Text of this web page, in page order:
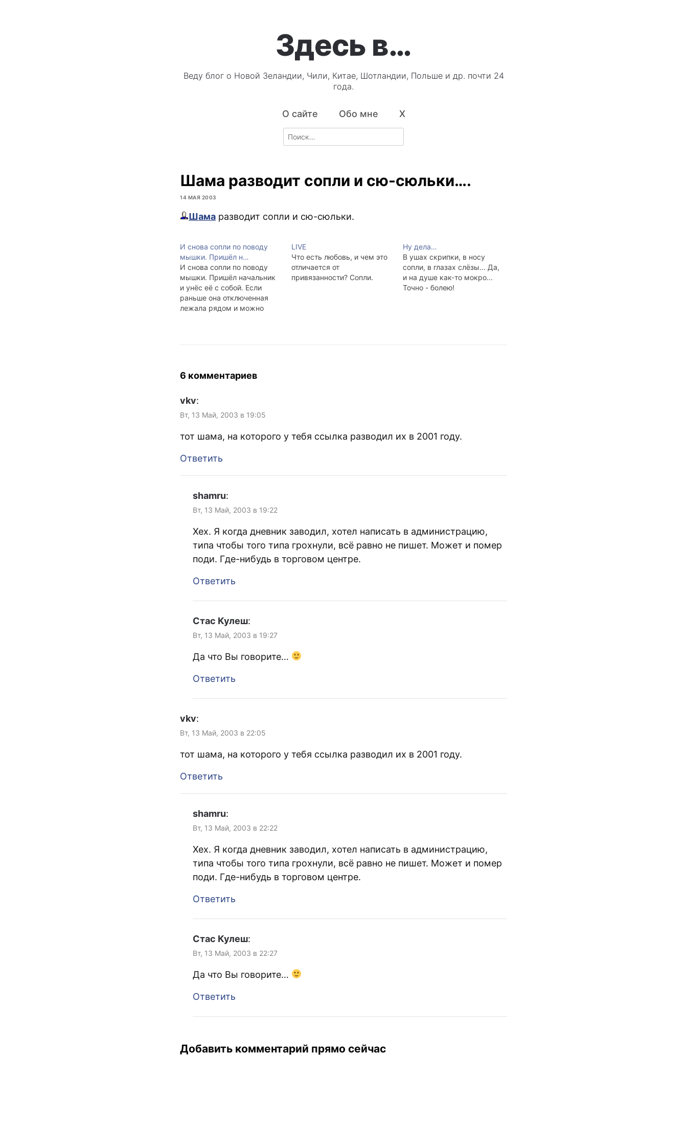
Здесь в…
Веду блог о Новой Зеландии, Чили, Китае, Шотландии, Польше и др. почти 24
года.
О сайте Обо мне X
Search
for:
Шама разводит сопли и сю-сюльки….
14 МАЯ 2003
Шама разводит сопли и сю-сюльки.
И снова сопли по поводу
мышки. Пришёл н…
И снова сопли по поводу
мышки. Пришёл начальник
и унёс её с собой. Если
раньше она отключенная
лежала рядом и можно
сдётся.
LIVE
Что есть любовь, и чем это
отличается от
привязанности? Сопли.
Ну дела…
В ушах скрипки, в носу
сопли, в глазах слёзы... Да,
и на душе как-то мокро...
Точно - болею!
6 комментариев
vkv:
Вт, 13 Май, 2003 в 19:05
тот шама, на которого у тебя ссылка разводил их в 2001 году.
Ответить
shamru:
Вт, 13 Май, 2003 в 19:22
Хех. Я когда дневник заводил, хотел написать в администрацию,
типа чтобы того типа грохнули, всё равно не пишет. Может и помер
поди. Где-нибудь в торговом центре.
Ответить
Стас Кулеш:
Вт, 13 Май, 2003 в 19:27
Да что Вы говорите…
Ответить
vkv:
Вт, 13 Май, 2003 в 22:05
тот шама, на которого у тебя ссылка разводил их в 2001 году.
Ответить
shamru:
Вт, 13 Май, 2003 в 22:22
Хех. Я когда дневник заводил, хотел написать в администрацию,
типа чтобы того типа грохнули, всё равно не пишет. Может и помер
поди. Где-нибудь в торговом центре.
Ответить
Стас Кулеш:
Вт, 13 Май, 2003 в 22:27
Да что Вы говорите…
Ответить
Добавить комментарий прямо сейчас